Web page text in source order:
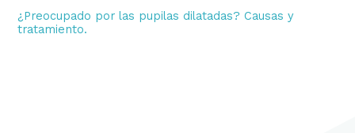
¿Preocupado por las pupilas dilatadas? Causas y
tratamiento.